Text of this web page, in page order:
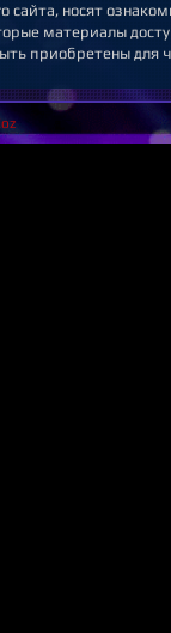
сайта, носят
материалы
приобретены для